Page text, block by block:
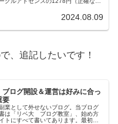
2024.08.09
、追記したいです！
ブログ開設＆運営は好みに合っ
要
業として外せないブログ。当ブログ
は「リベ大 ブログ教室」、始め方
トにすべて書いてあります。最初は